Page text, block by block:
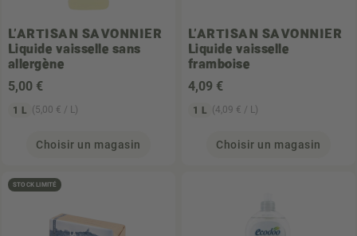
L'ARTISAN SAVONNIER
Liquide vaisselle sans
allergène
5,00 €
1 L (5,00 € / L)
Choisir un magasin
L'ARTISAN SAVONNIER
Liquide vaisselle
framboise
4,09 €
1 L (4,09 € / L)
Choisir un magasin
STOCK LIMITÉ